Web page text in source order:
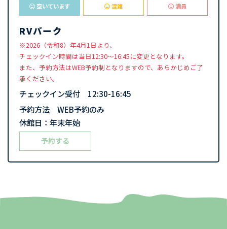
空いています 混雑 満員
RVパーク
※2026（令和8）年4月1日より、
チェックイン時間は当日12:30〜16:45に変更となります。
また、予約方法はWEB予約制となりますので、あらかじめご了
承ください。
チェックイン受付 12:30-16:45
予約方法 WEB予約のみ
休館日：年末年始
予約する